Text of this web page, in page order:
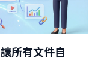
所有文件自